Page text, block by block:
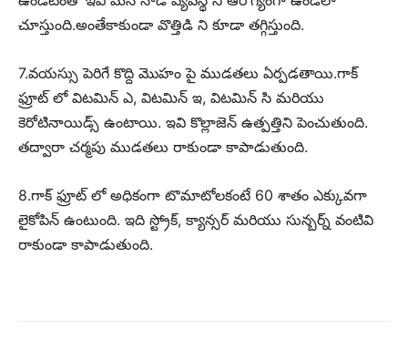
చూస్తుంది.అంతేకాకుండా వొత్తిడి ని కూడా తగ్గిస్తుంది.
7.వయస్సు పెరిగే కొద్ది మొహం పై ముడతలు ఏర్పడతాయి.గాక్
ఫ్రూట్ లో విటమిన్ ఎ, విటమిన్ ఇ, విటమిన్ సి మరియు
కెరోటినాయిడ్స్ ఉంటాయి. ఇవి కొల్లాజెన్ ఉత్పత్తిని పెంచుతుంది.
తద్వారా చర్మపు ముడతలు రాకుండా కాపాడుతుంది.
8.గాక్ ఫ్రూట్ లో అధికంగా టొమాటోలకంటే 60 శాతం ఎక్కువగా
లైకోపిన్ ఉంటుంది. ఇది స్ట్రోక్, క్యాన్సర్ మరియు సున్బర్న్ వంటివి
రాకుండా కాపాడుతుంది.